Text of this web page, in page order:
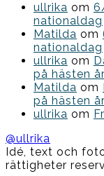
ullrika om
nationaldag
Matilda om
nationaldag
ullrika om
på hästen
Matilda om
på hästen
ullrika om
@ullrika
Idé, text och
rättigheter